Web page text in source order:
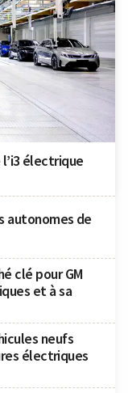
électrique
autonomes de
clé pour GM
et à sa
neufs
électriques